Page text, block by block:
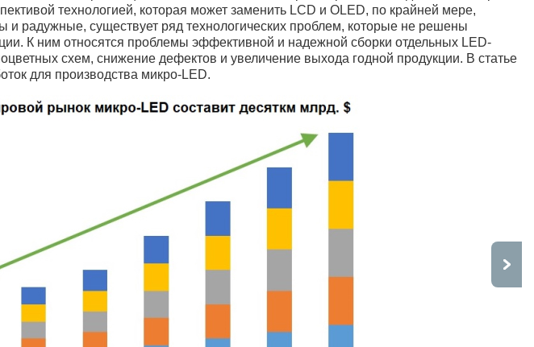
технологией, которая может заменить LCD и OLED, по крайней мере,
и радужные, существует ряд технологических проблем, которые не решены
К ним относятся проблемы эффективной и надежной сборки отдельных LED-
схем, снижение дефектов и увеличение выхода годной продукции. В статье
для производства микро-LED.